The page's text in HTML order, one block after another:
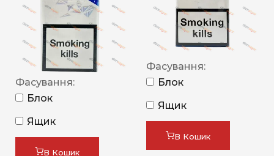
Фасування:
Блок
Ящик
В Кошик
Фасування:
Блок
Ящик
В Кошик